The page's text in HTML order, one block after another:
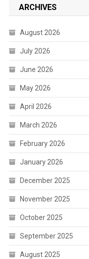
ARCHIVES
August 2026
July 2026
June 2026
May 2026
April 2026
March 2026
February 2026
January 2026
December 2025
November 2025
October 2025
September 2025
August 2025